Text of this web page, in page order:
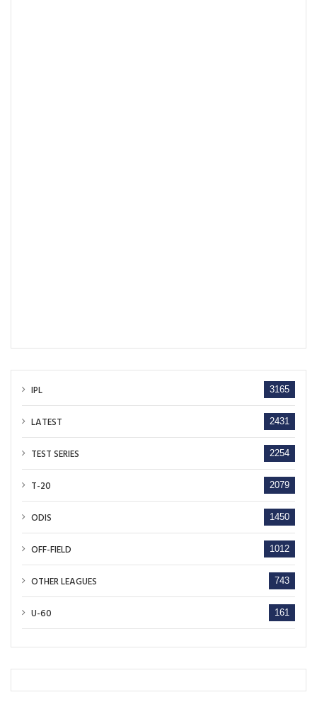
IPL 3165
LATEST 2431
TEST SERIES 2254
T-20 2079
ODIS 1450
OFF-FIELD 1012
OTHER LEAGUES 743
U-60 161